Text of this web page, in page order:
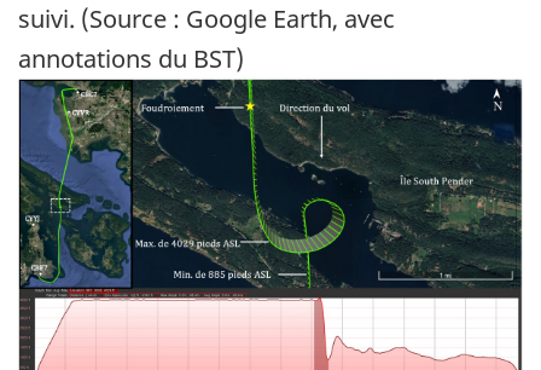
suivi. (Source : Google Earth, avec
annotations du BST)
Image